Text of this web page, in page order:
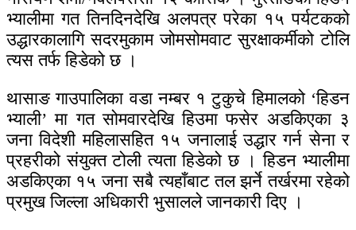
भ्यालीमा गत तिनदिनदेखि अलपत्र परेका १५ पर्यटकको
उद्धारकालागि सदरमुकाम जोमसोमवाट सुरक्षाकर्मीको टोलि
त्यस तर्फ हिडेको छ ।
थासाङ गाउपालिका वडा नम्बर १ टुकुचे हिमालको ‘हिडन
भ्याली’ मा गत सोमवारदेखि हिउमा फसेर अडकिएका ३
जना विदेशी महिलासहित १५ जनालाई उद्धार गर्न सेना र
प्रहरीको संयुक्त टोली त्यता हिडेको छ । हिडन भ्यालीमा
अडकिएका १५ जना सबै त्यहाँबाट तल झर्ने तर्खरमा रहेको
प्रमुख जिल्ला अधिकारी भुसालले जानकारी दिए ।